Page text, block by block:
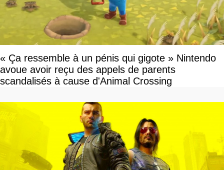
« Ça ressemble à un pénis qui gigote » Nintendo
avoue avoir reçu des appels de parents
scandalisés à cause d'Animal Crossing